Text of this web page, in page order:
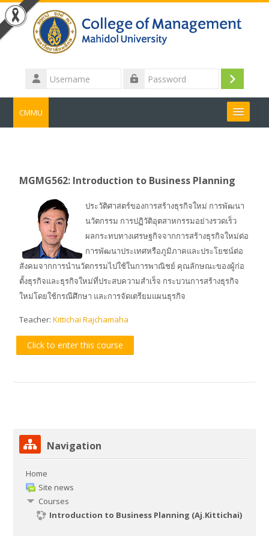
Skip to main content
Username
Log
in
CMMU
MGMG562: Introduction to Business Planning
ประวัติศาสตร์ของการสร้างธุรกิจใหม่ การพัฒนา
นวัตกรรม การปฏิวัติอุตสาหกรรมอย่างรวดเร็ว
ผลกระทบทางเศรษฐกิจจากการสร้างธุรกิจใหม่ต่อ
การพัฒนาประเทศหรือภูมิภาคและประโยชน์ต่อ
สังคมจากการนำนวัตกรรมไปใช้ในการพาณิชย์ คุณลักษณะของผู้ก่อ
ตั้งธุรกิจและธุรกิจใหม่ที่ประสบความสำเร็จ กระบวนการสร้างธุรกิจ
ใหม่โดยใช้กรณีศึกษา และการจัดเตรียมแผนธุรกิจ
Teacher:Kittichai Rajchamaha
Click to enter this course
Skip Navigation
Navigation
Home
Site news
Courses
Introduction to Business Planning (Aj.Kittichai)